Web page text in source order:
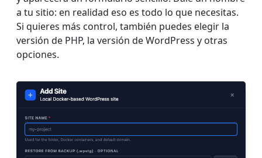
a tu sitio: en realidad eso es todo lo que necesitas.
Si quieres más control, también puedes elegir la
versión de PHP, la versión de WordPress y otras
opciones.